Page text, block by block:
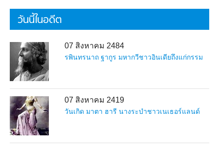
วันนี้ในอดีต
07 สิงหาคม 2484
รพินทรนาถ ฐากูร มหากวีชาวอินเดียถึงแก่กรรม
07 สิงหาคม 2419
วันเกิด มาตา ฮารี นางระบำชาวเนเธอร์แลนด์